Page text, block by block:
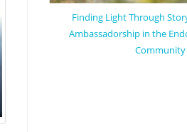
Finding Light Through
Ambassadorship in the
Community